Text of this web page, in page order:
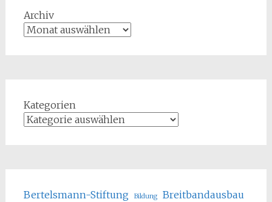
Archiv
Kategorien
Bertelsmann-Stiftung Bildung
Breitbandausbau